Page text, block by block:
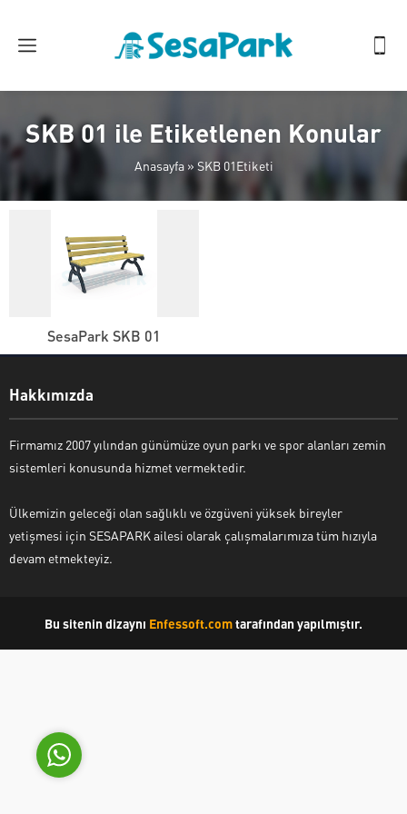
SKB 01 ile Etiketlenen Konular
Anasayfa» SKB 01Etiketi
SesaPark SKB 01
Hakkımızda
Firmamız 2007 yılından günümüze oyun parkı ve spor alanları zemin
sistemleri konusunda hizmet vermektedir.
Ülkemizin geleceği olan sağlıklı ve özgüveni yüksek bireyler
yetişmesi için SESAPARK ailesi olarak çalışmalarımıza tüm hızıyla
devam etmekteyiz.
Bu sitenin dizaynı Enfessoft.comtarafından yapılmıştır.